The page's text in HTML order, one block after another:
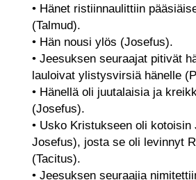
• Hänet ristiinnaulittiin
(Talmud).
• Hän nousi ylös (Josefus).
• Jeesuksen seuraajat pitivät
lauloivat ylistysvirsiä hänelle
• Hänellä oli juutalaisia ja
(Josefus).
• Usko Kristukseen oli kotoisin
Josefus), josta se oli levinnyt
(Tacitus).
• Jeesuksen seuraajia